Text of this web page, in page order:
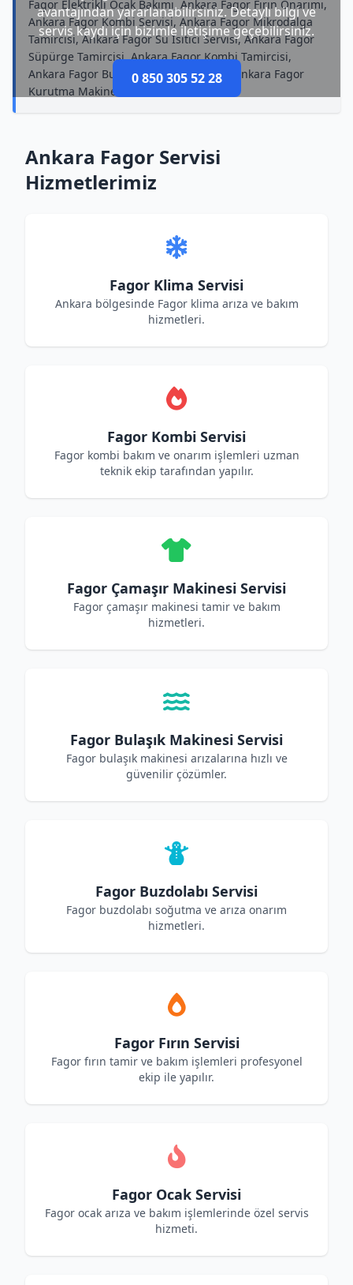
avantajından yararlanabilirsiniz. Detaylı bilgi ve
servis kaydı için bizimle iletişime geçebilirsiniz.
0 850 305 52 28
Fagor Elektrikli Ocak Bakımı, Ankara Fagor Fırın Onarımı,
Ankara Fagor Kombi Servisi, Ankara Fagor Mikrodalga
Tamircisi, Ankara Fagor Su Isıtıcı Servisi, Ankara Fagor
Süpürge Tamircisi, Ankara Fagor Kombi Tamircisi,
Ankara Fagor Bulaşık Makinesi Servisi, Ankara Fagor
Kurutma Makinesi Bakımı
Ankara Fagor Servisi
Hizmetlerimiz
Fagor Klima Servisi
Ankara bölgesinde Fagor klima arıza ve bakım
hizmetleri.
Fagor Kombi Servisi
Fagor kombi bakım ve onarım işlemleri uzman
teknik ekip tarafından yapılır.
Fagor Çamaşır Makinesi Servisi
Fagor çamaşır makinesi tamir ve bakım
hizmetleri.
Fagor Bulaşık Makinesi Servisi
Fagor bulaşık makinesi arızalarına hızlı ve
güvenilir çözümler.
Fagor Buzdolabı Servisi
Fagor buzdolabı soğutma ve arıza onarım
hizmetleri.
Fagor Fırın Servisi
Fagor fırın tamir ve bakım işlemleri profesyonel
ekip ile yapılır.
Fagor Ocak Servisi
Fagor ocak arıza ve bakım işlemlerinde özel servis
hizmeti.